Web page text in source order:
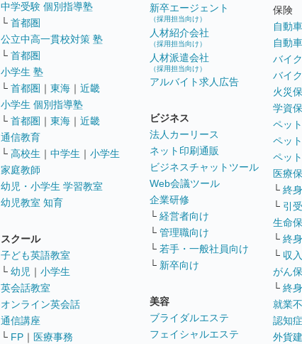
中学受験 個別指導塾
└ 首都圏
公立中高一貫校対策 塾
└ 首都圏
小学生 塾
└ 首都圏 ｜ 東海 ｜ 近畿
小学生 個別指導塾
└ 首都圏 ｜ 東海 ｜ 近畿
通信教育
└ 高校生 ｜ 中学生 ｜ 小学生
家庭教師
幼児・小学生 学習教室
幼児教室 知育
スクール
子ども英語教室
└ 幼児 ｜ 小学生
英会話教室
オンライン英会話
通信講座
└ FP ｜ 医療事務
新卒エージェント
（採用担当向け）
人材紹介会社
（採用担当向け）
人材派遣会社
（採用担当向け）
アルバイト求人広告
ビジネス
法人カーリース
ネット印刷通販
ビジネスチャットツール
Web会議ツール
企業研修
└ 経営者向け
└ 管理職向け
└ 若手・一般社員向け
└ 新卒向け
美容
ブライダルエステ
フェイシャルエステ
保険
自動
自動
バイ
バイ
火災
学資
ペッ
ペッ
ペッ
医療
└ 終
└ 引
生命
└ 終
└ 収
がん
└ 終
就業
認知
外貨